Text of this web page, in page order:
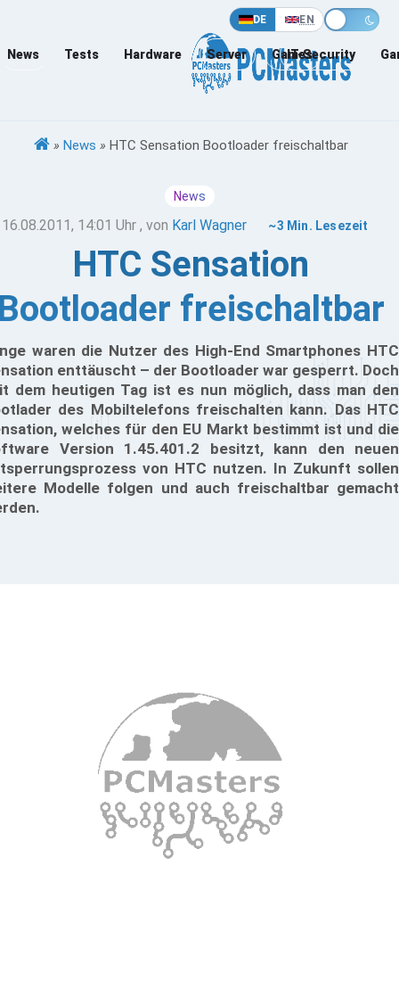
DE EN
News Tests Hardware Server Games
IT-Security
» News » HTC Sensation Bootloader freischaltbar
News
16.08.2011, 14:01 Uhr , von Karl Wagner ~3 Min. Lesezeit
HTC Sensation
freischaltbar
waren die Nutzer des High-End Smartphones HTC
enttäuscht – der Bootloader war gesperrt. Doch
dem heutigen Tag ist es nun möglich, dass man den
des Mobiltelefons freischalten kann. Das HTC
welches für den EU Markt bestimmt ist und die
Version 1.45.401.2 besitzt, kann den neuen
von HTC nutzen. In Zukunft sollen
Modelle folgen und auch freischaltbar gemacht